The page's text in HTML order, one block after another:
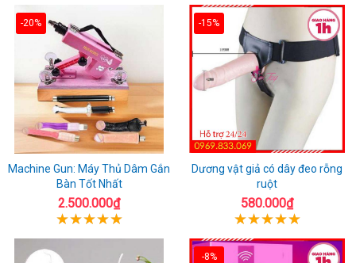
-20%
Machine Gun: Máy Thủ Dâm Gắn
Bàn Tốt Nhất
2.500.000₫
-15%
Dương vật giả có dây đeo rỗng
ruột
580.000₫
-8%